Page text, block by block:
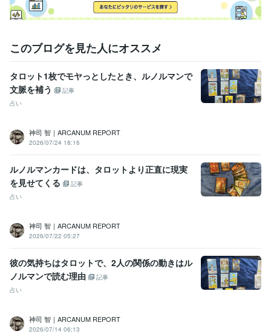
デザイナー / Webデザイナー 経験年数 : 1年
クリエイター / ライター・編集 経験年数 : 5年
ライフスタイル・その他 / 占い師 経験年数 : 32年
ライフスタイル・その他 / 講師・インストラクター
受賞歴
教室開業20周年記念表彰 ココナラ　シルバーランク達成
八方塞が
りから人生逆転！占い✕副業で希望自由を手に入れる方法 kindle出
ビジネス・クリエイティブツール
Google スプレッドシート:2年Google ドキュメント:2年Keynote:4年
Numbers:4年Pages:4年ChatGPT:1年CapCut:1年iMovie:3年
Canva:4年
占い 鑑定
悩み相談・カウンセリング
このブログを見た人にオススメ
タロット1枚でモヤっとしたとき、ルノルマンで
文脈を補う
記事
占い
神司 智｜ARCANUM REPORT
2026/07/24 18:16
ルノルマンカードは、タロットより正直に現実
を見せてくる
記事
占い
神司 智｜ARCANUM REPORT
2026/07/22 05:27
彼の気持ちはタロットで、2人の関係の動きはル
ノルマンで読む理由
記事
占い
神司 智｜ARCANUM REPORT
2026/07/14 06:13